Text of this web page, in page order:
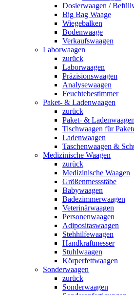
Dosierwaagen /
Big Bag Waage
Wiegebalken
Bodenwaage
Verkaufswaagen
Laborwaagen
zurück
Laborwaagen
Präzisionswaagen
Analysewaagen
Feuchtebestimmer
Paket- & Ladenwaagen
zurück
Paket- & Ladenwaagen
Tischwaagen für
Ladenwaagen
Taschenwaagen &
Medizinische Waagen
zurück
Medizinische Waagen
Größenmessstäbe
Babywaagen
Badezimmerwaagen
Veterinärwaagen
Personenwaagen
Adipositaswaagen
Stehhilfewaagen
Handkraftmesser
Stuhlwaagen
Körperfettwaagen
Sonderwaagen
zurück
Sonderwaagen